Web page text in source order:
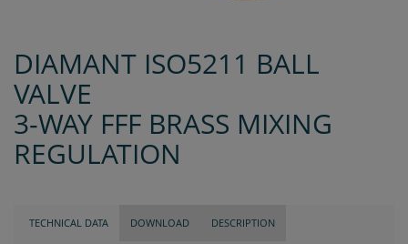
DIAMANT ISO5211 BALL
VALVE
3-WAY FFF BRASS MIXING
REGULATION
TECHNICAL DATA DOWNLOAD DESCRIPTION